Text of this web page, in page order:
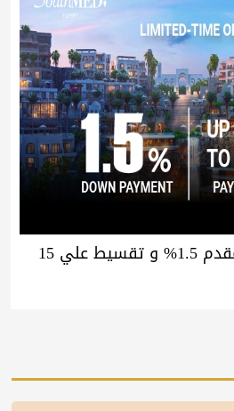
عرض لفترة محدودة مقدم 1.5% و تقسيط علي 15